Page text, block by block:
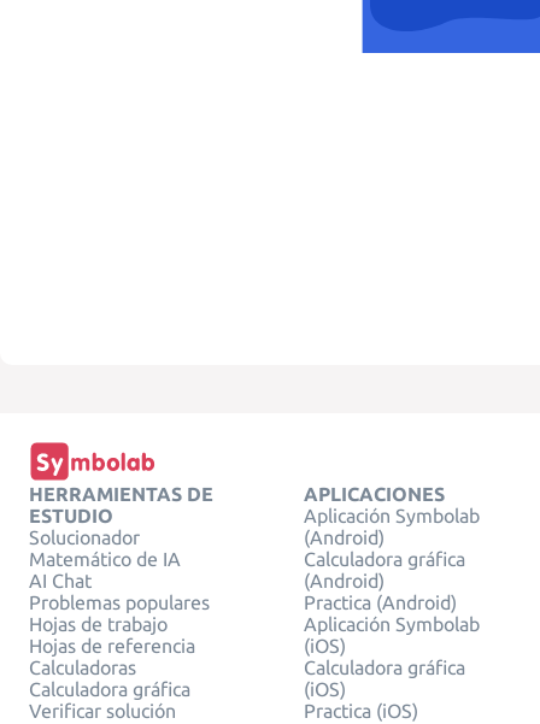
HERRAMIENTAS DE
ESTUDIO
Solucionador
Matemático de IA
AI Chat
Problemas populares
Hojas de trabajo
Hojas de referencia
Calculadoras
Calculadora gráfica
Verificar solución
APLICACIONES
Aplicación Symbolab
(Android)
Calculadora gráfica
(Android)
Practica (Android)
Aplicación Symbolab
(iOS)
Calculadora gráfica
(iOS)
Practica (iOS)